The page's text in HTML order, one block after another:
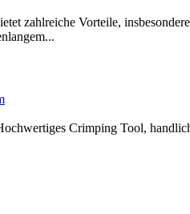
zahlreiche Vorteile,
Crimping Tool,